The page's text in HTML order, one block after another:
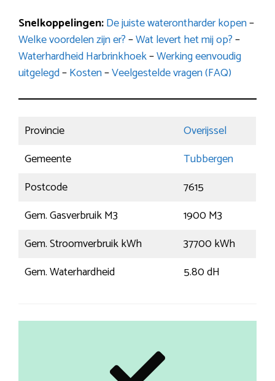
Snelkoppelingen:De juiste waterontharder kopen–
Welke voordelen zijn er?–Wat levert het mij op?–
Waterhardheid Harbrinkhoek–Werking eenvoudig
uitgelegd–Kosten–Veelgestelde vragen (FAQ)
Provincie
Overijssel
Gemeente
Tubbergen
Postcode
7615
Gem. Gasverbruik M3
1900 M3
Gem. Stroomverbruik kWh
37700 kWh
Gem. Waterhardheid
5.80 dH